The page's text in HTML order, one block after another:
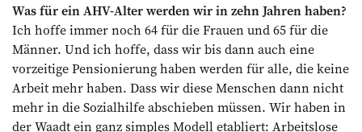
Was für ein AHV-Alter werden wir in zehn Jahren haben?
Ich hoffe immer noch 64 für die Frauen und 65 für die
Männer. Und ich hoffe, dass wir bis dann auch eine
vorzeitige Pensionierung haben werden für alle, die keine
Arbeit mehr haben. Dass wir diese Menschen dann nicht
mehr in die Sozialhilfe abschieben müssen. Wir haben in
der Waadt ein ganz simples Modell etabliert: Arbeitslose